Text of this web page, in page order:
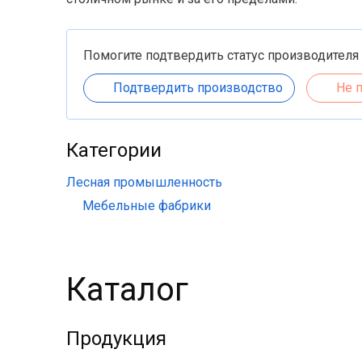
Помогите подтвердить статус производителя
Подтвердить производство Не
Категории
Лесная промышленность
Мебельные фабрики
Каталог
Продукция